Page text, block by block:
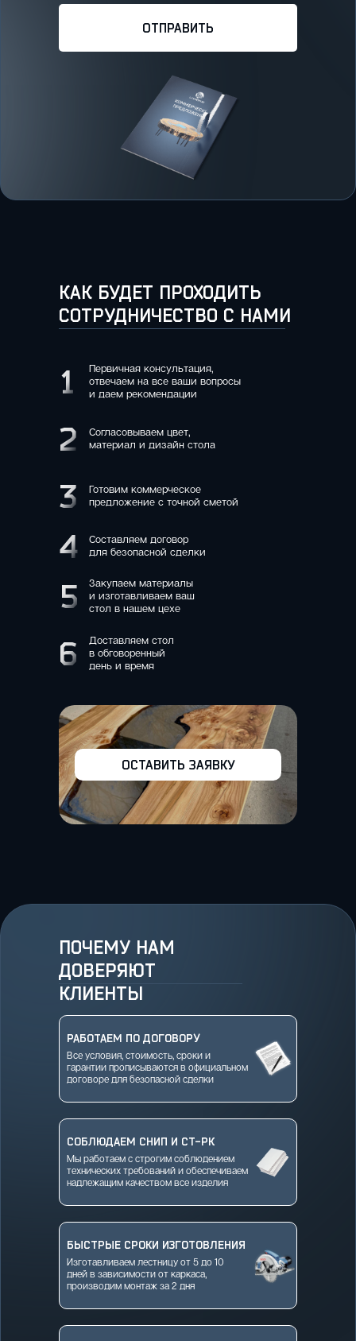
ОТПРАВИТЬ
КАК БУДЕТ ПРОХОДИТЬ
СОТРУДНИЧЕСТВО С НАМИ
1
2
Первичная консультация,
отвечаем на все ваши вопросы
и даем рекомендации
Согласовываем цвет,
материал и дизайн стола
3
4
Готовим коммерческое
предложение с точной сметой
Составляем договор
для безопасной сделки
5
6
Закупаем материалы
и изготавливаем ваш
стол в нашем цехе
Доставляем стол
в обговоренный
день и время
ОСТАВИТЬ ЗАЯВКУ
ПОЧЕМУ НАМ
ДОВЕРЯЮТ
КЛИЕНТЫ
РАБОТАЕМ ПО ДОГОВОРУ
Все условия, стоимость, сроки и
гарантии прописываются в официальном
договоре для безопасной сделки
СОБЛЮДАЕМ СНИП И СТ-РК
Мы работаем с строгим соблюдением
технических требований и обеспечиваем
надлежащим качеством все изделия
БЫСТРЫЕ СРОКИ ИЗГОТОВЛЕНИЯ
Изготавливаем лестницу от 5 до 10
дней в зависимости от каркаса,
производим монтаж за 2 дня